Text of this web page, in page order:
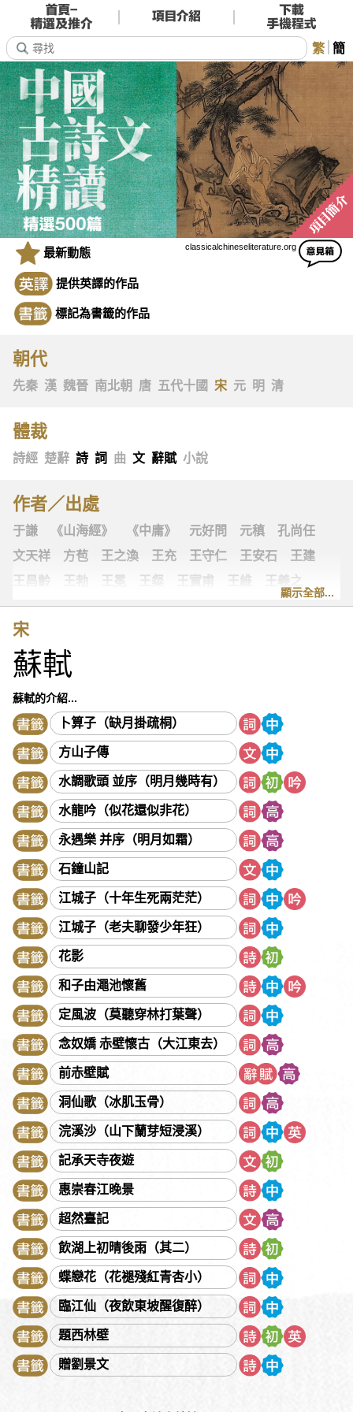
繁 簡
classicalchineseliterature.org
最新動態
提供英譯的作品
標記為書籤的作品
朝代
先秦 漢 魏晉 南北朝 唐 五代十國 宋 元 明 清
體裁
詩經 楚辭 詩 詞 曲 文 辭賦 小說
作者／出處
于謙 《山海經》 《中庸》 元好問 元稹
孔尚任
文天祥
方苞 王之渙 王充 王守仁 王安石
王建
王昌齡
王勃 王冕 王粲 王實甫 王維
王羲之
王翰
王觀 王讜 古詩十九首 古歌謠
史可法
司空圖
《左傳》
朱敦儒
朱慶餘
《西京雜記》
吳偉業
吳敬梓 《呂氏春秋》 呂本中
宋代民謠
宋玉
宋祁 宋濂 李白 李延年
李華
李陵 李商隱 李密 李清照 李紳 李斯
李煜
李頎
李漁 李綱 李璟 杜光庭 杜甫 杜牧
沈括
沈復 辛延年 辛棄疾 周邦彥 周怡
《周易》
周密
周敦頤 《孟子》 孟郊 孟浩然
《尚書》
屈原
岳飛 房玄齡 林升 林則徐 林覺民
范仲淹
范成大 南北朝樂府 姚鼐 姜夔
施耐庵
柳永
柳宗元 洪亮吉 秋瑾 胡詮 荀子
韋莊
韋應物
唐寅 徐宏祖
徐渭
《晏子春秋》
晏殊 晏幾道 班婕妤
秦觀
納蘭性德
《莊子》 袁宏道 袁枚 郭璞
陳子昂
陳仁錫
陳琳 陶弘景 陶潛 陸九淵 陸游
馬致遠
高啟
高鼎 高適 《國語》 寇準 崔顥
庾信
張九齡
張元幹 張可久 張先 張孝祥 張志和
張若虛
張溥 張養浩 張衡 張籍 張繼
曹丕
曹雪芹
曹植 曹鄴 曹操 《淮南子》 喬吉
彭端淑
敦煌變文
曾國藩 曾鞏 湯顯祖
程頤
葉紹翁
賀知章 賀鑄 黃仲則
黃庭堅
楊衒之 楊萬里 楊慎 蒲松齡
虞世南
褚少孫
《詩經》 賈島 賈誼 漢樂府
《管子》
蔣捷
趙孟頫 趙師秀 鄭光祖 鄭燮 劉方平
劉克莊
劉禹錫 劉基 劉開 劉義慶 劉蓉
劉勰
劉徹
劉鶚 《墨子》 《歐陽公事迹》
歐陽修
《論語》
諸葛亮 薛瑄
薛福成
錢大昕
錢泳 錢福 《禮記》
顯示全部...
宋
蘇軾
蘇軾的介紹...
卜算子（缺月掛疏桐）
方山子傳
水調歌頭 並序（明月幾時有）
水龍吟（似花還似非花）
永遇樂 并序（明月如霜）
石鐘山記
江城子（十年生死兩茫茫）
江城子（老夫聊發少年狂）
花影
和子由澠池懷舊
定風波（莫聽穿林打葉聲）
念奴嬌 赤壁懷古（大江東去）
前赤壁賦
洞仙歌（冰肌玉骨）
浣溪沙（山下蘭芽短浸溪）
記承天寺夜遊
惠崇春江晚景
超然臺記
飲湖上初晴後雨（其二）
蝶戀花（花褪殘紅青杏小）
臨江仙（夜飲東坡醒復醉）
題西林壁
贈劉景文